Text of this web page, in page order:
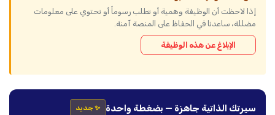
إذا لاحظت أن الوظيفة وهمية أو تطلب رسوماً أو تحتوي على معلومات
مضللة، ساعدنا في الحفاظ على المنصة آمنة.
الإبلاغ عن هذه الوظيفة
سيرتك الذاتية جاهزة — بضغطة واحدة ✨ جديد